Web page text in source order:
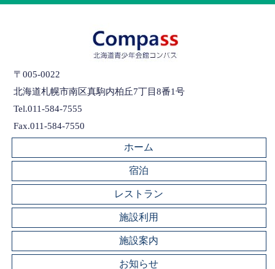
〒005-0022
北海道札幌市南区真駒内柏丘7丁目8番1号
Tel.011-584-7555
Fax.011-584-7550
ホーム
宿泊
レストラン
施設利用
施設案内
お知らせ